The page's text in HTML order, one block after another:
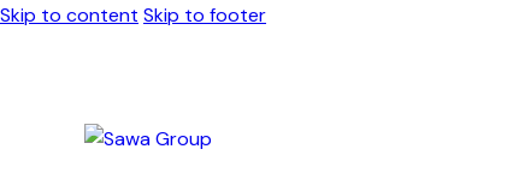
Skip to content Skip to footer